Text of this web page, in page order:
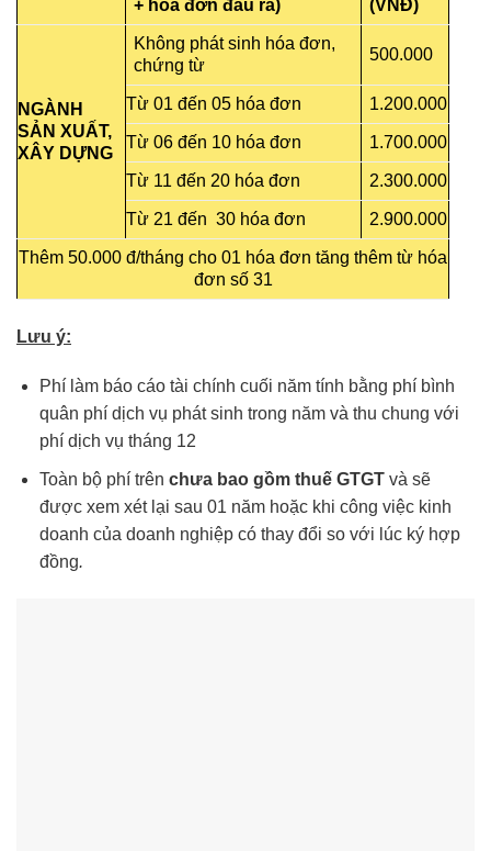
+ hóa đơn đầu ra) (VNĐ)
NGÀNH
SẢN XUẤT,
XÂY DỰNG
Không phát sinh hóa đơn,
chứng từ
500.000
Từ 01 đến 05 hóa đơn 1.200.000
Từ 06 đến 10 hóa đơn 1.700.000
Từ 11 đến 20 hóa đơn 2.300.000
Từ 21 đến 30 hóa đơn 2.900.000
Thêm 50.000 đ/tháng cho 01 hóa đơn tăng thêm từ hóa
đơn số 31
Lưu ý:
Phí làm báo cáo tài chính cuối năm tính bằng phí bình
quân phí dịch vụ phát sinh trong năm và thu chung với
phí dịch vụ tháng 12
Toàn bộ phí trên chưa bao gồm thuế GTGT và sẽ
được xem xét lại sau 01 năm hoặc khi công việc kinh
doanh của doanh nghiệp có thay đổi so với lúc ký hợp
đồng.